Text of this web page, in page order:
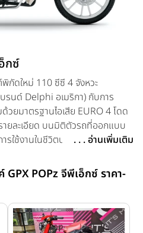
กซ์
กัดใหม่ 110 ซีซี 4 จังหวะ
รนด์ Delphi อเมริกา) กับการ
ยมาตรฐานไอเสีย EURO 4 โดด
ยละเอียด บนมิติตัวรถที่ออกแบบ
รใช้งานในชีวิตประจำวัน พร้อมฟัง
ออกแบบโคมไฟหน้าและไฟท้ายที่
คมชัด ในดีไซน์ที่เป็นเอกลักษณ์
มล์แบบ SEMI DIGITAL METER
ไตล์ กับกลิ่นอายความคลาสสิกได้
. . . อ่านเพิ่มเติม
POPz จีพีเอ็กซ์ ราคา-